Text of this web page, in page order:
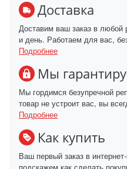
Доставка
Доставим ваш заказ в любой
и день. Работаем для вас,
Подробнее
Мы
Мы гордимся безупречной
товар не устроит вас, вы
Подробнее
Как купить
Ваш первый заказ в